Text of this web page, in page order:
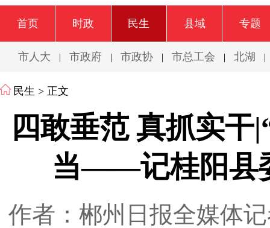
首页 时政 民生 县域 专题
市人大 | 市政府 | 市政协 | 市总工会 | 北湖 |
民生 > 正文
四敢垂范 真抓实干
当——记桂阳县
作者：郴州日报全媒体